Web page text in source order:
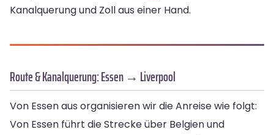
Kanalquerung und Zoll aus einer Hand.
Route & Kanalquerung: Essen → Liverpool
Von Essen aus organisieren wir die Anreise wie folgt:
Von Essen führt die Strecke über Belgien und